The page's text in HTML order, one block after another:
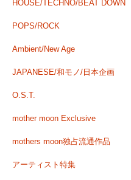
HOUSE/TECHNO/BEAT DOWN
POPS/ROCK
Ambient/New Age
JAPANESE/和モノ/日本企画
O.S.T.
mother moon Exclusive
mothers moon独占流通作品
アーティスト特集